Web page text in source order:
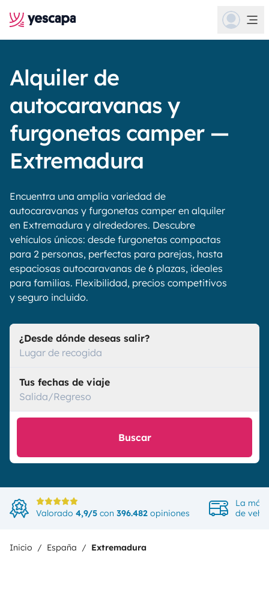
Alquiler de
autocaravanas y
furgonetas camper —
Extremadura
Encuentra una amplia variedad de
autocaravanas y furgonetas camper en alquiler
en Extremadura y alrededores. Descubre
vehículos únicos: desde furgonetas compactas
para 2 personas, perfectas para parejas, hasta
espaciosas autocaravanas de 6 plazas, ideales
para familias. Flexibilidad, precios competitivos
y seguro incluido.
¿Desde dónde deseas salir?
Lugar de recogida
Tus fechas de viaje
Salida/Regreso
Buscar
Valorado 4,9/5 con 396.482 opiniones
La más
de
Inicio España Extremadura